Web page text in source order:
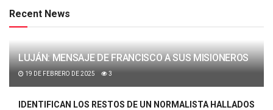
Recent News
LUJÁN: MENSAJE DE FRANCISCO A SUS MISIONEROS
19 DE FEBRERO DE 2025 3
IDENTIFICAN LOS RESTOS DE UN NORMALISTA HALLADOS